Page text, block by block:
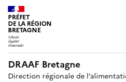
Panneau de gestion des cookies
PRÉFET
DE LA RÉGION
BRETAGNE
DRAAF Bretagne
Direction régionale de